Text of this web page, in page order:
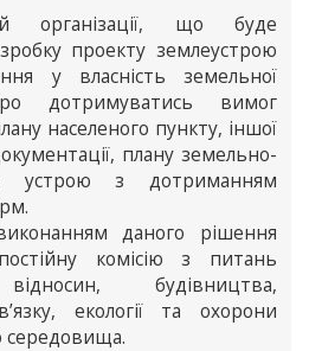
організації, що буде
проекту землеустрою
у власність земельної
дотримуватись вимог
населеного пункту, іншої
плану земельно-
устрою з дотриманням
даного рішення
комісію з питань
будівництва,
екології та охорони
середовища.